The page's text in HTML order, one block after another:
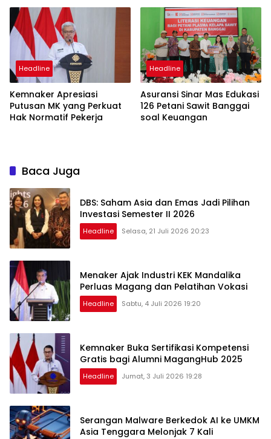
Headline
Kemnaker Apresiasi
Putusan MK yang Perkuat
Hak Normatif Pekerja
Headline
Asuransi Sinar Mas Edukasi
126 Petani Sawit Banggai
soal Keuangan
Baca Juga
DBS: Saham Asia dan Emas Jadi Pilihan
Investasi Semester II 2026
Headline Selasa, 21 Juli 2026 20:23
Menaker Ajak Industri KEK Mandalika
Perluas Magang dan Pelatihan Vokasi
Headline Sabtu, 4 Juli 2026 19:20
Kemnaker Buka Sertifikasi Kompetensi
Gratis bagi Alumni MagangHub 2025
Headline Jumat, 3 Juli 2026 19:28
Serangan Malware Berkedok AI ke UMKM
Asia Tenggara Melonjak 7 Kali